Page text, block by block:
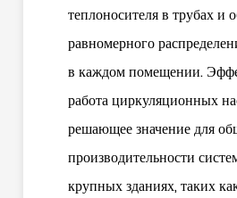
теплоносителя в трубах и
равномерного
в каждом помещении.
работа циркуляционных
решающее значение для
производительности
крупных зданиях, таких